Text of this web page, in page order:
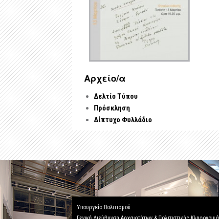
Αρχείo/α
Δελτίο Τύπου
Πρόσκληση
Δίπτυχο Φυλλάδιο
Υπουργείο Πολιτισμού